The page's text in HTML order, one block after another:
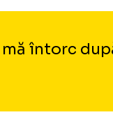
întorc